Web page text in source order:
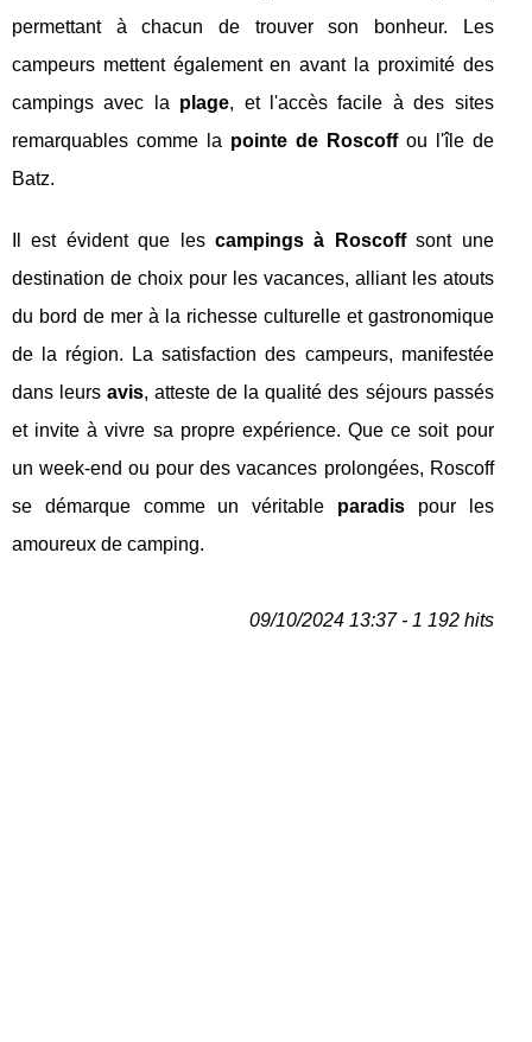
permettant à chacun de trouver son bonheur. Les
campeurs mettent également en avant la proximité des
campings avec la plage, et l'accès facile à des sites
remarquables comme la pointe de Roscoffou l'île de
Batz.
Il est évident que les campings à Roscoffsont une
destination de choix pour les vacances, alliant les atouts
du bord de mer à la richesse culturelle et gastronomique
de la région. La satisfaction des campeurs, manifestée
dans leursavis, atteste de la qualité des séjours passés
et invite à vivre sa propre expérience. Que ce soit pour
un week-end ou pour des vacances prolongées, Roscoff
se démarque comme un véritable paradis pour les
amoureux de camping.
09/10/2024 13:37 - 1 192 hits